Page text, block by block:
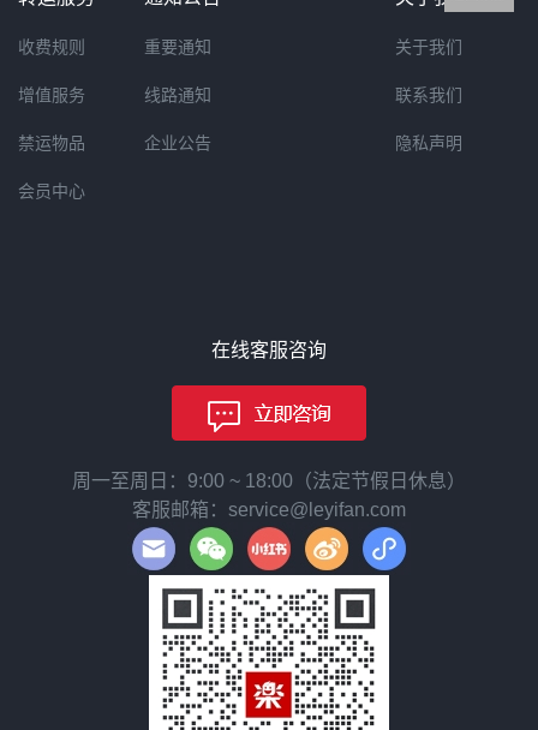
收费规则
增值服务
禁运物品
会员中心
重要通知
线路通知
企业公告
关于我们
联系我们
隐私声明
在线客服咨询
周一至周日：9:00 ~ 18:00（法定节假日休息）
客服邮箱：service@leyifan.com